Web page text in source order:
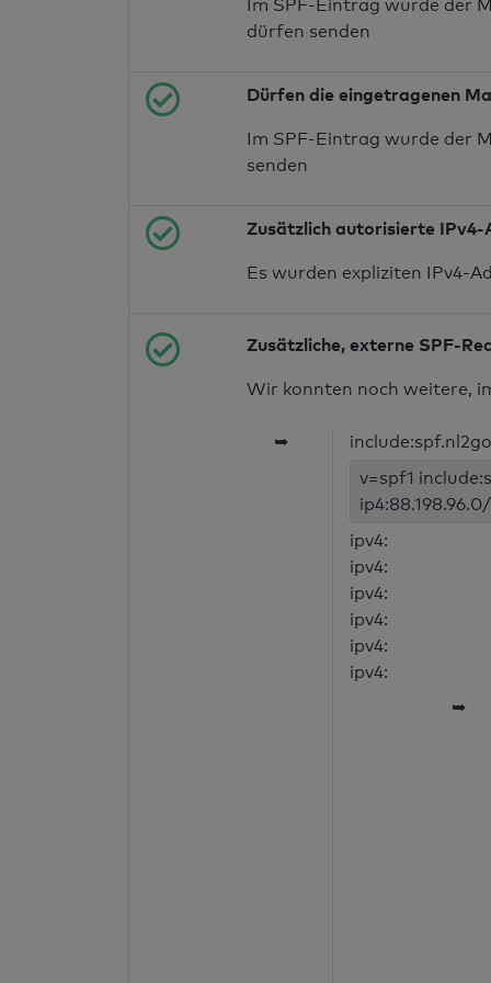
Im SPF-Eintrag wurde der
dürfen senden
Dürfen die eingetragenen
Im SPF-Eintrag wurde der
senden
Zusätzlich autorisierte IPv4-
Es wurden expliziten IPv4-
Zusätzliche, externe SPF-
Wir konnten noch weitere,
➥
v=spf1
ipv4:
ipv4:
ipv4:
ipv4:
ipv4:
ipv4:
➥